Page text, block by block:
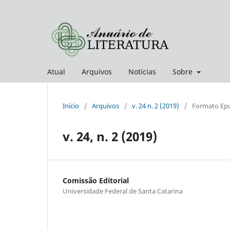
Atual Arquivos Notícias Sobre
Início / Arquivos / v. 24 n. 2 (2019) / Formato
v. 24, n. 2 (2019)
Comissão Editorial
Universidade Federal de Santa Catarina